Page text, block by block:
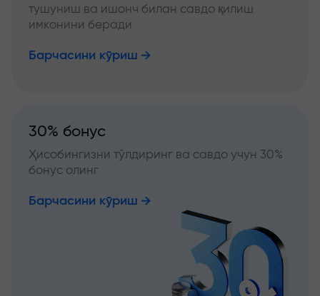
тушуниш ва ишонч билан савдо қилиш
имконини беради
Барчасини кўриш
30% бонус
Ҳисобингизни тўлдиринг ва савдо учун 30%
бонус олинг
Барчасини кўриш